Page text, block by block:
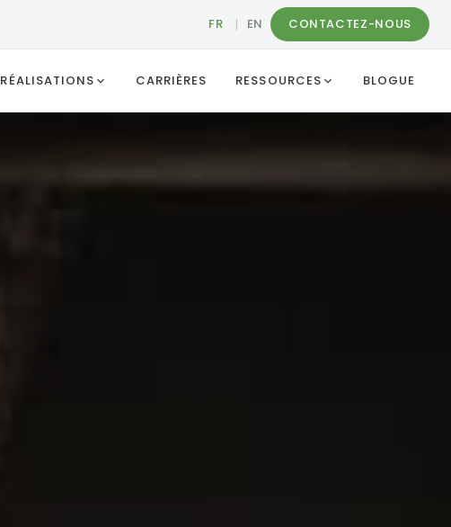
FR | EN CONTACTEZ-NOUS
RÉALISATIONS CARRIÈRES RESSOURCES BLOGUE